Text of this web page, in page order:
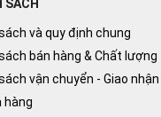
SÁCH
và quy định chung
bán hàng & Chất lượng
vận chuyển - Giao nhận
hàng